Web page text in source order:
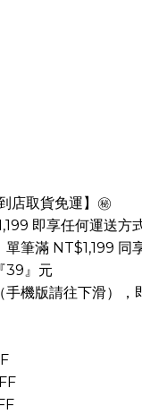
店取貨免運】㊙️
即享任何運送方
筆滿 NT$1,199 同
39』元
機版請往下滑），